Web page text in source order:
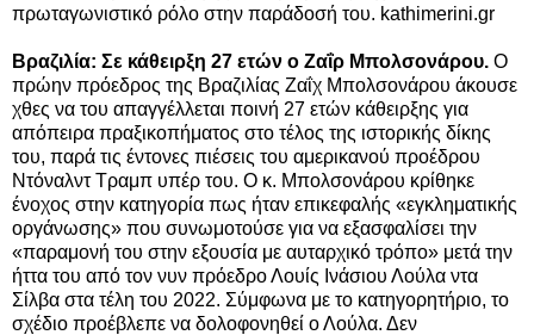
πρωταγωνιστικό ρόλο στην παράδοσή του. kathimerini.gr
Βραζιλία: Σε κάθειρξη 27 ετών ο Ζαΐρ Μπολσονάρου. Ο
πρώην πρόεδρος της Βραζιλίας Ζαΐχ Μπολσονάρου άκουσε
χθες να του απαγγέλλεται ποινή 27 ετών κάθειρξης για
απόπειρα πραξικοπήματος στο τέλος της ιστορικής δίκης
του, παρά τις έντονες πιέσεις του αμερικανού προέδρου
Ντόναλντ Τραμπ υπέρ του. Ο κ. Μπολσονάρου κρίθηκε
ένοχος στην κατηγορία πως ήταν επικεφαλής «εγκληματικής
οργάνωσης» που συνωμοτούσε για να εξασφαλίσει την
«παραμονή του στην εξουσία με αυταρχικό τρόπο» μετά την
ήττα του από τον νυν πρόεδρο Λουίς Ινάσιου Λούλα ντα
Σίλβα στα τέλη του 2022. Σύμφωνα με το κατηγορητήριο, το
σχέδιο προέβλεπε να δολοφονηθεί ο Λούλα. Δεν